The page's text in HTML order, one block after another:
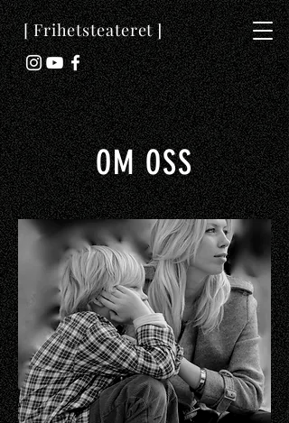
[ Frihetsteateret ]
OM OSS